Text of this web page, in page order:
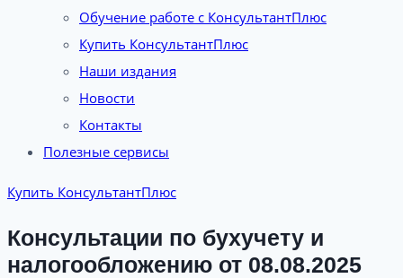
Обучение работе с КонсультантПлюс
Купить КонсультантПлюс
Наши издания
Новости
Контакты
Полезные сервисы
Купить КонсультантПлюс
Консультации по бухучету и
налогообложению от 08.08.2025